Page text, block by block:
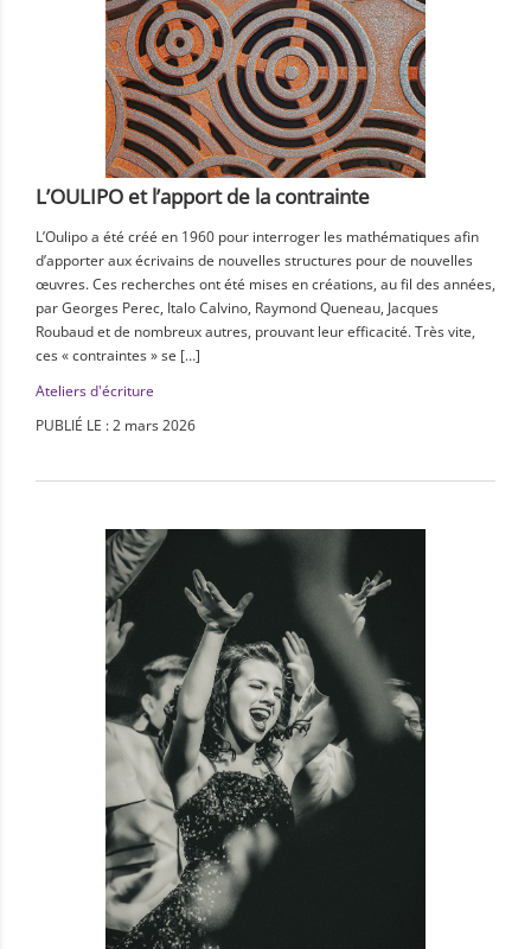
L’OULIPO et l’apport de la contrainte
L’Oulipo a été créé en 1960 pour interroger les mathématiques afin
d’apporter aux écrivains de nouvelles structures pour de nouvelles
œuvres. Ces recherches ont été mises en créations, au fil des années,
par Georges Perec, Italo Calvino, Raymond Queneau, Jacques
Roubaud et de nombreux autres, prouvant leur efficacité. Très vite,
ces « contraintes » se […]
Ateliers d'écriture
PUBLIÉ LE : 2 mars 2026